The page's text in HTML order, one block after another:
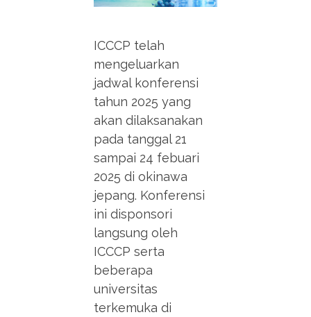
ICCCP telah
mengeluarkan
jadwal konferensi
tahun 2025 yang
akan dilaksanakan
pada tanggal 21
sampai 24 febuari
2025 di okinawa
jepang. Konferensi
ini disponsori
langsung oleh
ICCCP serta
beberapa
universitas
terkemuka di